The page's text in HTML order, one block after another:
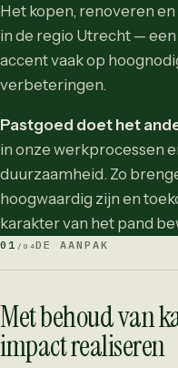
Het kopen, renoveren
in de regio Utrecht —
accent vaak op
verbeteringen.
Pastgoed doet het
in onze werkprocessen
duurzaamheid. Zo
hoogwaardig zijn en
karakter van het pand
01 /04DE AANPAK
Met behoud van
impact realiseren